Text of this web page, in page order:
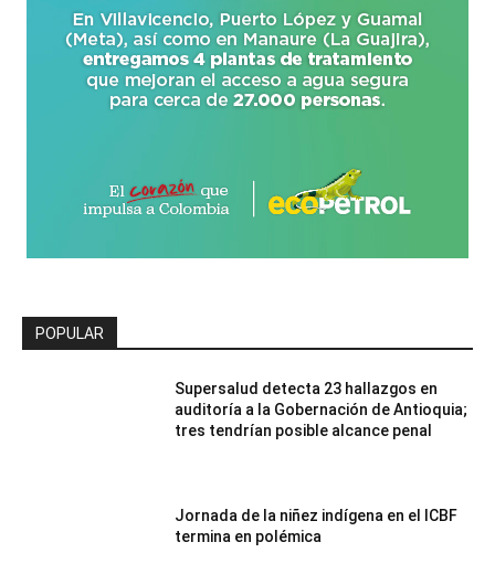
POPULAR
Supersalud detecta 23 hallazgos en
auditoría a la Gobernación de Antioquia;
tres tendrían posible alcance penal
Jornada de la niñez indígena en el ICBF
termina en polémica